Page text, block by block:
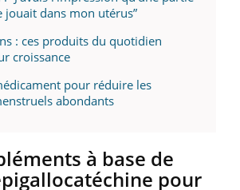
jouait dans mon utérus”
: ces produits du quotidien
croissance
pour réduire les
abondants
à base de
pour